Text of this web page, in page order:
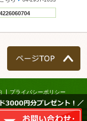
3000円分プレゼント！／
プライバシーポリシー